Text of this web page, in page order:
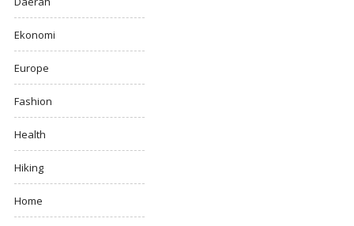
Ekonomi
Europe
Fashion
Health
Hiking
Home